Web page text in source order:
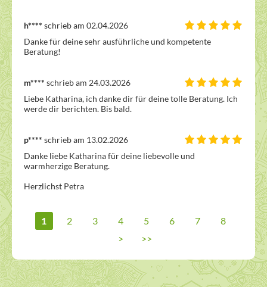
h**** schrieb am 02.04.2026
Danke für deine sehr ausführliche und kompetente
Beratung!
m**** schrieb am 24.03.2026
Liebe Katharina, ich danke dir für deine tolle Beratung. Ich
werde dir berichten. Bis bald.
p**** schrieb am 13.02.2026
Danke liebe Katharina für deine liebevolle und
warmherzige Beratung.
Herzlichst Petra
1 2 3 4 5 6 7
8
>
>>